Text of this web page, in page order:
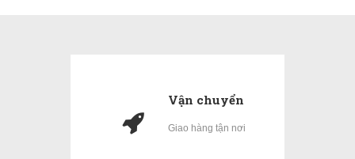
Vận chuyển
Giao hàng tận nơi